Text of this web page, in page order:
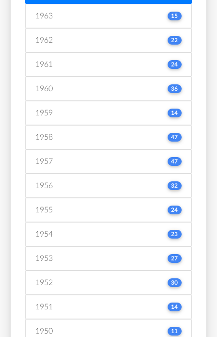
1963 15
1962 22
1961 24
1960 36
1959 14
1958 47
1957 47
1956 32
1955 24
1954 23
1953 27
1952 30
1951 14
1950 11